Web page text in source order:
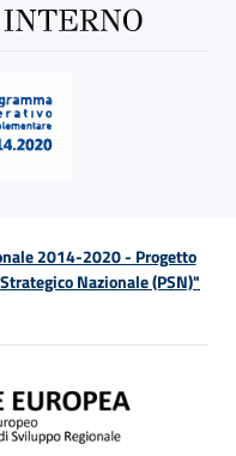
2014-2020 - Progetto
Nazionale (PSN)"